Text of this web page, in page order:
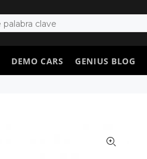
DEMO CARS GENIUS BLOG